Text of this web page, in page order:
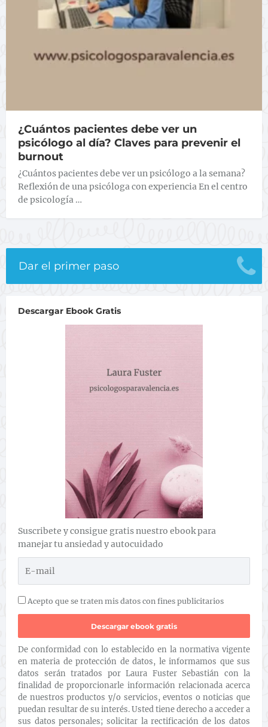
¿Cuántos pacientes debe ver un
psicólogo al día? Claves para prevenir el
burnout
¿Cuántos pacientes debe ver un psicólogo a la semana?
Reflexión de una psicóloga con experiencia En el centro
de psicología …
Dar el primer paso
Descargar Ebook Gratis
Suscribete y consigue gratis nuestro ebook para
manejar tu ansiedad y autocuidado
Acepto que se traten mis datos con fines publicitarios
De conformidad con lo establecido en la normativa vigente
en materia de protección de datos, le informamos que sus
datos serán tratados por Laura Fuster Sebastián con la
finalidad de proporcionarle información relacionada acerca
de nuestros productos y/o servicios, eventos o noticias que
puedan resultar de su interés. Usted tiene derecho a acceder a
sus datos personales; solicitar la rectificación de los datos